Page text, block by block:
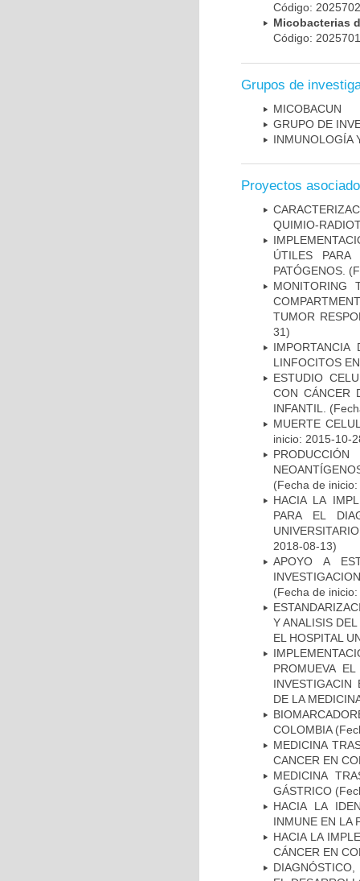
Código:
Micobacterias
Código:
Grupos de
MICOBAC­UN
GRUPO DE
INMUNOLOGÍA
Proyectos
QUIMIO-
ÚTILES
PATÓGENOS.
MONITORING
TUMOR
31)
LINFOCITOS
ESTUDIO
CON CÁNCER
INFANTIL.
MUERTE
inicio: 2015-10-
(Fecha de
HACIA LA
PARA EL
2018-08-13)
APOYO A
(Fecha de
Y ANALISIS
EL HOSPITAL
PROMUEVA
INVESTIGACIN
DE LA
COLOMBIA
MEDICINA
CANCER EN
MEDICINA
GÁSTRICO
HACIA LA
INMUNE EN LA
HACIA LA
CÁNCER EN